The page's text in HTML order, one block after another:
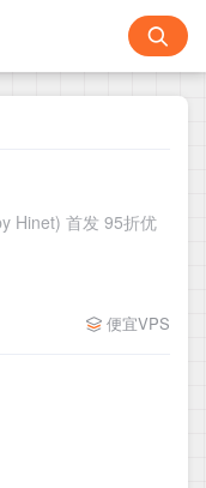
Hinet) 首发 95折优
便宜VPS